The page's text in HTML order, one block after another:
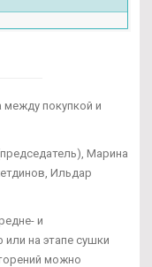
между покупкой и
Марина
Ильдар
и
на этапе сушки
можно